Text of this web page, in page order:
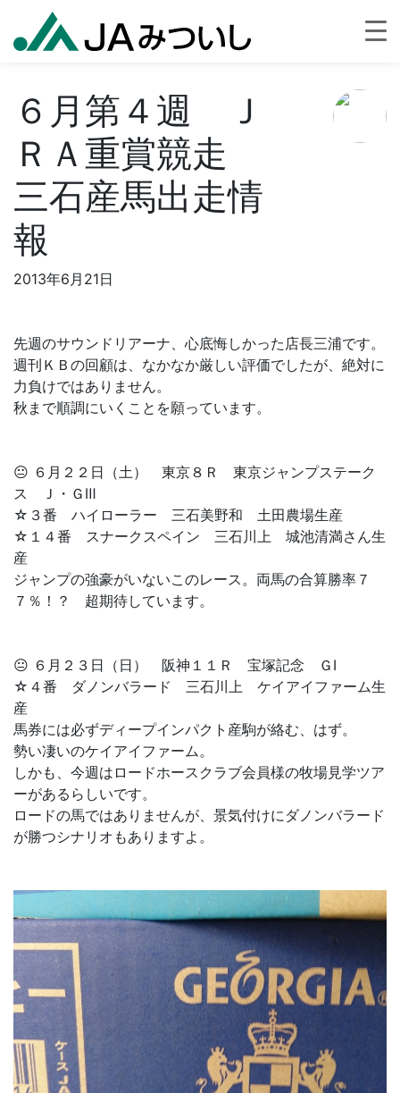
６月第４週 Ｊ
ＲＡ重賞競走
三石産馬出走情
報
2013年6月21日
先週のサウンドリアーナ、心底悔しかった店長三浦です。
週刊ＫＢの回顧は、なかなか厳しい評価でしたが、絶対に
力負けではありません。
秋まで順調にいくことを願っています。
😐 ６月２２日（土） 東京８Ｒ 東京ジャンプステーク
ス Ｊ・ＧⅢ
☆３番 ハイローラー 三石美野和 土田農場生産
☆１４番 スナークスペイン 三石川上 城池清満さん生
産
ジャンプの強豪がいないこのレース。両馬の合算勝率７
７％！？ 超期待しています。
😐 ６月２３日（日） 阪神１１Ｒ 宝塚記念 ＧⅠ
☆４番 ダノンバラード 三石川上 ケイアイファーム生
産
馬券には必ずディープインパクト産駒が絡む、はず。
勢い凄いのケイアイファーム。
しかも、今週はロードホースクラブ会員様の牧場見学ツア
ーがあるらしいです。
ロードの馬ではありませんが、景気付けにダノンバラード
が勝つシナリオもありますよ。